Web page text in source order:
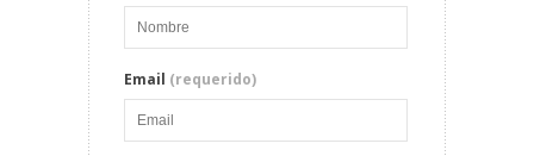
Email (requerido)